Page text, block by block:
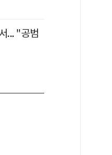
... "공범